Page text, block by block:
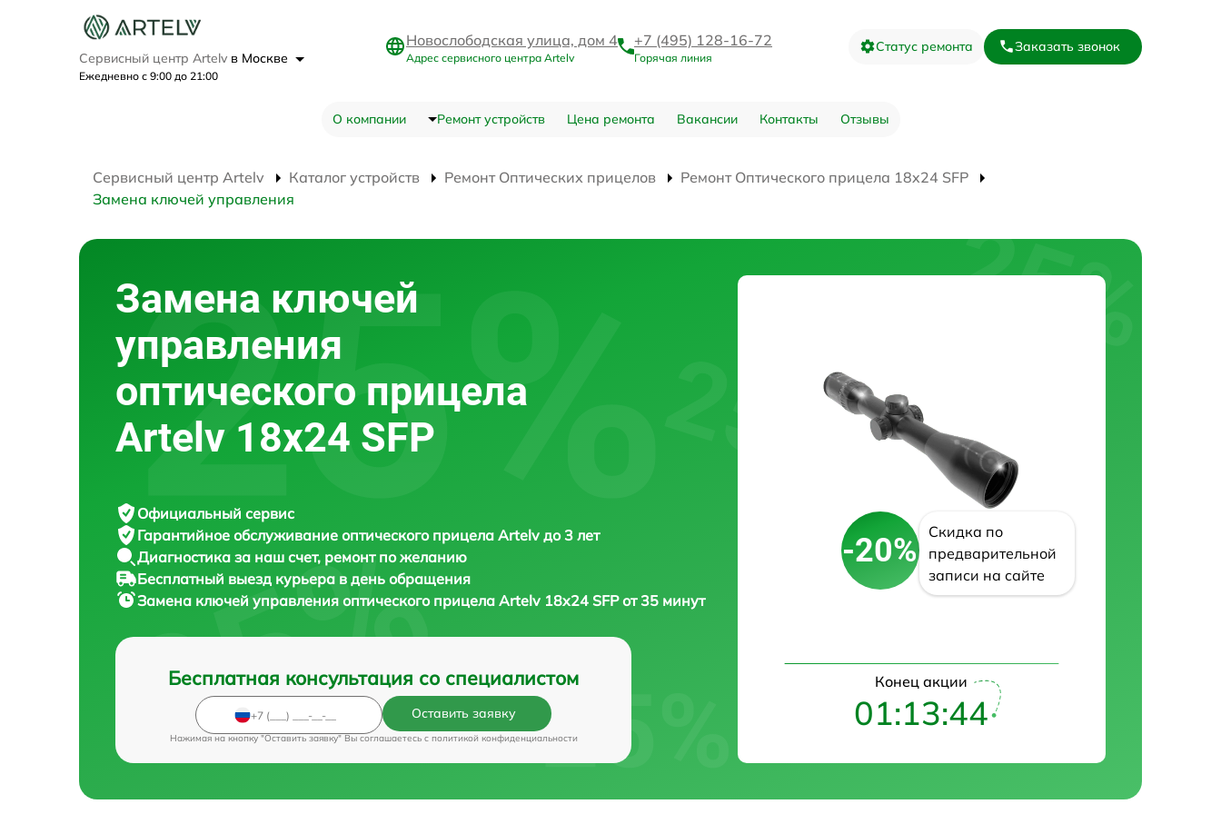
Сервисный центр Artelv в Москве
Ежедневно с 9:00 до 21:00
Новослободская улица, дом 4
Адрес сервисного центра Artelv
+7 (495) 128-16-72
Горячая линия
Статус ремонта Заказать звонок
О компании Ремонт устройств Цена ремонта Вакансии Контакты Отзывы
Сервисный центр Artelv Каталог устройств Ремонт Оптических прицелов
Ремонт Оптического прицела 18x24 SFP
Замена ключей управления
Замена ключей
управления
оптического прицела
Artelv 18x24 SFP
Официальный сервис
Гарантийное обслуживание оптического прицела Artelv до 3 лет
Диагностика за наш счет, ремонт по желанию
Бесплатный выезд курьера в день обращения
Замена ключей управления оптического прицела Artelv 18x24 SFP от 35 минут
Бесплатная консультация со специалистом
Оставить заявку
Нажимая на кнопку "Оставить заявку" Вы соглашаетесь c политикой конфиденциальности
-20%
Скидка по
предварительной
записи на сайте
Конец акции
01:13:43